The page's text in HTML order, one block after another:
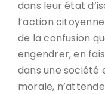
dans leur état
l’action
de la confusion
engendrer, en
dans une société
morale,